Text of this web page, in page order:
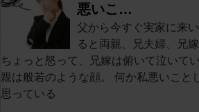
悪いこ…
父から今すぐ実家に来
ると両親、兄夫婦、兄
ちょっと怒って、兄嫁は俯いて泣いて
親は般若のような顔。 何か私悪いこと
思っている